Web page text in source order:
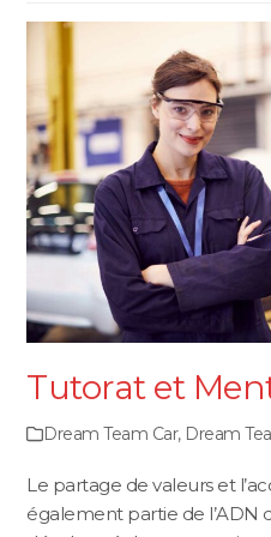
Tutorat et
Dream Team Car, Dream
Le partage de valeurs et
également partie de l’ADN